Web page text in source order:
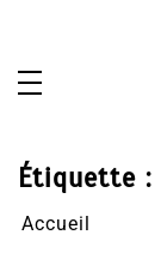
Étiquette :
Accueil